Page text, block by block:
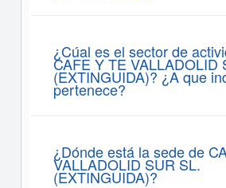
¿Cúal es el sector de
CAFE Y TE VALLADOLID
(EXTINGUIDA)? ¿A que
pertenece?
¿Dónde está la sede de
VALLADOLID SUR SL.
(EXTINGUIDA)?